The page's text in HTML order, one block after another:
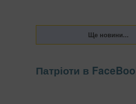
Патріоти в